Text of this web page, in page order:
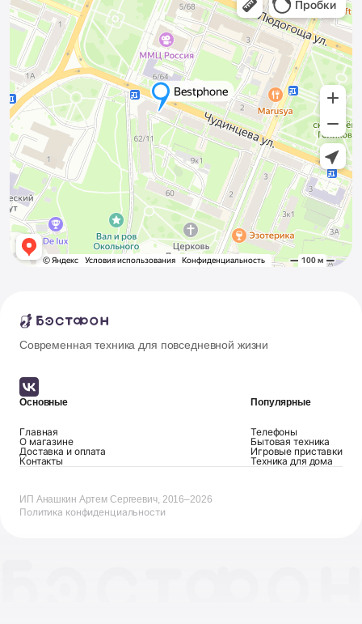
Современная техника для повседневной жизни
Основные
Главная
О магазине
Доставка и оплата
Контакты
Популярные
Телефоны
Бытовая техника
Игровые приставки
Техника для дома
ИП Анашкин Артем Сергеевич, 2016–2026
Политика конфиденциальности